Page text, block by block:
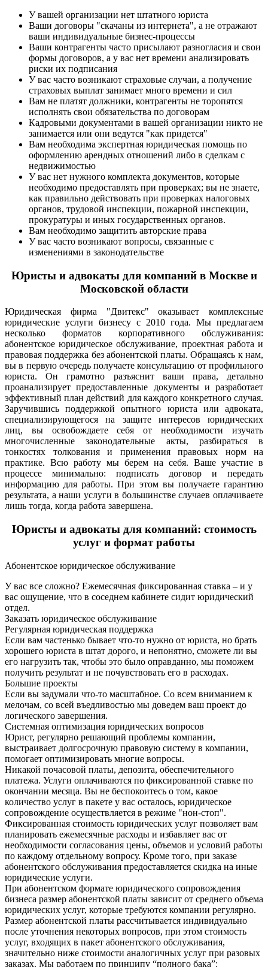
У вашей организации нет штатного юриста
Ваши договоры "скачаны из интернета", а не отражают
ваши индивидуальные бизнес-процессы
Ваши контрагенты часто присылают разногласия и свои
формы договоров, а у вас нет времени анализировать
риски их подписания
У вас часто возникают страховые случаи, а получение
страховых выплат занимает много времени и сил
Вам не платят должники, контрагенты не торопятся
исполнять свои обязательства по договорам
Кадровыми документами в вашей организации никто не
занимается или они ведутся "как придется"
Вам необходима экспертная юридическая помощь по
оформлению арендных отношений либо в сделкам с
недвижимостью
У вас нет нужного комплекта документов, которые
необходимо предоставлять при проверках; вы не знаете,
как правильно действовать при проверках налоговых
органов, трудовой инспекции, пожарной инспекции,
прокуратуры и иных государственных органов.
Вам необходимо защитить авторские права
У вас часто возникают вопросы, связанные с
изменениями в законодательстве
Юристы и адвокаты для компаний в Москве и
Московской области
Юридическая фирма "Двитекс" оказывает комплексные
юридические услуги бизнесу с 2010 года. Мы предлагаем
несколько форматов корпоративного обслуживания:
абонентское юридическое обслуживание, проектная работа и
правовая поддержка без абонентской платы. Обращаясь к нам,
вы в первую очередь получаете консультацию от профильного
юриста. Он грамотно разъяснит ваши права, детально
проанализирует предоставленные документы и разработает
эффективный план действий для каждого конкретного случая.
Заручившись поддержкой опытного юриста или адвоката,
специализирующегося на защите интересов юридических
лиц, вы освобождаете себя от необходимости изучать
многочисленные законодательные акты, разбираться в
тонкостях толкования и применения правовых норм на
практике. Всю работу мы берем на себя. Ваше участие в
процессе минимально: подписать договор и передать
информацию для работы. При этом вы получаете гарантию
результата, а наши услуги в большинстве случаев оплачиваете
лишь тогда, когда работа завершена.
Юристы и адвокаты для компаний: стоимость
услуг и формат работы
Абонентское юридическое обслуживание
У вас все сложно? Ежемесячная фиксированная ставка – и у
вас ощущение, что в соседнем кабинете сидит юридический
отдел.
Заказать юридическое обслуживание
Регулярная юридическая поддержка
Если вам частенько бывает что-то нужно от юриста, но брать
хорошего юриста в штат дорого, и непонятно, сможете ли вы
его нагрузить так, чтобы это было оправданно, мы поможем
получить результат и не почувствовать его в расходах.
Большие проекты
Если вы задумали что-то масштабное. Со всем вниманием к
мелочам, со всей въедливостью мы доведем ваш проект до
логического завершения.
Системная оптимизация юридических вопросов
Юрист, регулярно решающий проблемы компании,
выстраивает долгосрочную правовую систему в компании,
помогает оптимизировать многие вопросы.
Никакой почасовой платы, депозита, обеспечительного
платежа. Услуги оплачиваются по фиксированной ставке по
окончании месяца. Вы не беспокоитесь о том, какое
количество услуг в пакете у вас осталось, юридическое
сопровождение осуществляется в режиме "нон-стоп".
Фиксированная стоимость юридических услуг позволяет вам
планировать ежемесячные расходы и избавляет вас от
необходимости согласования цены, объемов и условий работы
по каждому отдельному вопросу. Кроме того, при заказе
абонентского обслуживания предоставляется скидка на иные
юридические услуги.
При абонентском формате юридического сопровождения
бизнеса размер абонентской платы зависит от среднего объема
юридических услуг, которые требуются компании регулярно.
Размер абонентской платы рассчитывается индивидуально
после уточнения некоторых вопросов, при этом стоимость
услуг, входящих в пакет абонентского обслуживания,
значительно ниже стоимости аналогичных услуг при разовых
заказах. Мы работаем по принципу “полного бака”: